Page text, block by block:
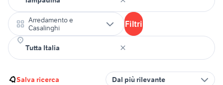
Arredamento e
Casalinghi
Filtri
Salva ricerca Dal più rilevante